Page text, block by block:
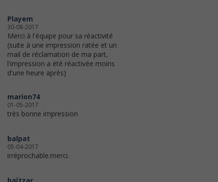
Playem
30-08-2017
Merci à l'équipe pour sa réactivité
(suite à une impression ratée et un
mail de réclamation de ma part,
l'impression a été réactivée moins
d'une heure après)
marion74
01-05-2017
très bonne impression
balpat
05-04-2017
irréprochable.merci.